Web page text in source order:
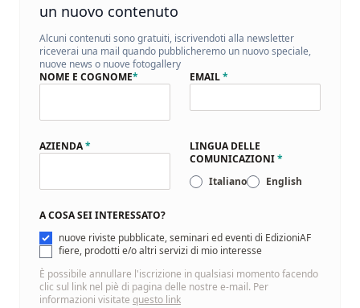
un nuovo contenuto
Alcuni contenuti sono gratuiti, iscrivendoti alla newsletter
riceverai una mail quando pubblicheremo un nuovo speciale,
nuove news o nuove fotogallery
NOME E COGNOME* EMAIL*
AZIENDA*
LINGUA DELLE
COMUNICAZIONI*
Italiano
English
A COSA SEI INTERESSATO?
nuove riviste pubblicate, seminari ed eventi di EdizioniAF
fiere, prodotti e/o altri servizi di mio interesse
È possibile annullare l'iscrizione in qualsiasi momento facendo
clic sul link nel piè di pagina delle nostre e-mail. Per
informazioni visitate questo link